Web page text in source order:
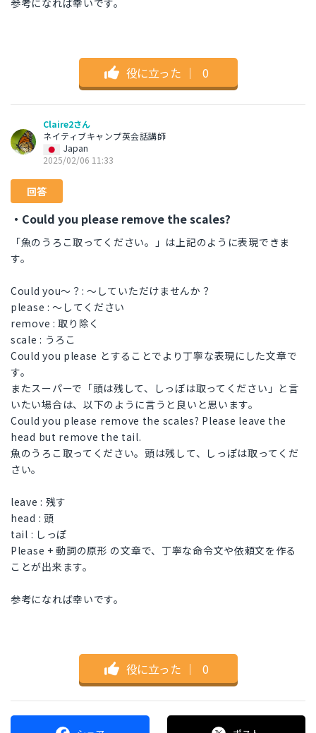
参考になれば幸いです。
役に立った ｜ 0
Claire2さん
ネイティブキャンプ英会話講師
Japan
2025/02/06 11:33
回答
・Could you please remove the scales?
「魚のうろこ取ってください。」は上記のように表現できま
す。
Could you～？: ～していただけませんか？
please : ～してください
remove : 取り除く
scale : うろこ
Could you please とすることでより丁寧な表現にした文章で
す。
またスーパーで「頭は残して、しっぽは取ってください」と言
いたい場合は、以下のように言うと良いと思います。
Could you please remove the scales? Please leave the
head but remove the tail.
魚のうろこ取ってください。頭は残して、しっぽは取ってくだ
さい。
leave : 残す
head : 頭
tail : しっぽ
Please + 動詞の原形 の文章で、丁寧な命令文や依頼文を作る
ことが出来ます。
参考になれば幸いです。
役に立った ｜ 0